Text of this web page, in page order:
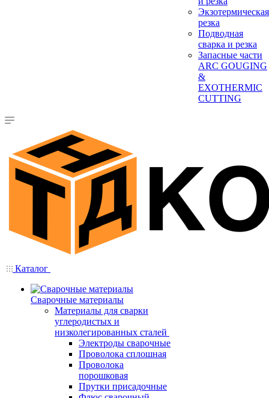
Экзотермическая
резка
Подводная
сварка и резка
Запасные части
ARC GOUGING
&
EXOTHERMIC
CUTTING
Каталог
Сварочные материалы
Материалы для сварки
углеродистых и
низколегированных сталей
Электроды сварочные
Проволока сплошная
Проволока
порошковая
Прутки присадочные